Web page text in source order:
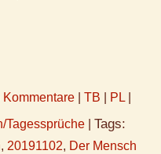
Kommentare TB PL
Tagessprüche Tags:
, 20191102, Der Mensch